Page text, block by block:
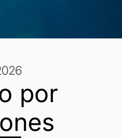
por